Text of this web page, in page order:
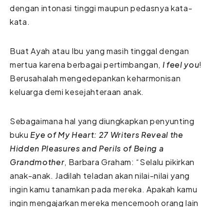
dengan intonasi tinggi maupun pedasnya kata-
kata.
Buat Ayah atau Ibu yang masih tinggal dengan
mertua karena berbagai pertimbangan, I feel you!
Berusahalah mengedepankan keharmonisan
keluarga demi kesejahteraan anak.
Sebagaimana hal yang diungkapkan penyunting
buku Eye of My Heart: 27 Writers Reveal the
Hidden Pleasures and Perils of Being a
Grandmother, Barbara Graham: “Selalu pikirkan
anak-anak. Jadilah teladan akan nilai-nilai yang
ingin kamu tanamkan pada mereka. Apakah kamu
ingin mengajarkan mereka mencemooh orang lain